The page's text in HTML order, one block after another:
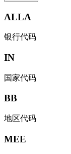
ALLA
银行代码
IN
国家代码
BB
地区代码
MEE